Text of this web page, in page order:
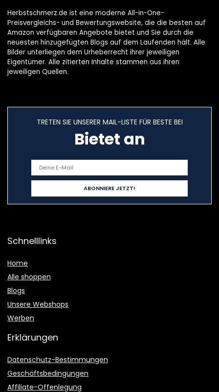
Herbstschmerz.de ist eine moderne All-in-One-
Preisvergleichs- und Bewertungswebsite, die die besten auf
Amazon verfügbaren Angebote bietet und Sie durch die
neuesten hinzugefügten Blogs auf dem Laufenden hält. Alle
Bilder unterliegen dem Urheberrecht ihrer jeweiligen
Eigentümer. Alle zitierten Inhalte stammen aus ihren
jeweiligen Quellen.
TRETEN SIE UNSERER MAIL-LISTE FÜR BESTE BEI
Bietet an
Schnelllinks
Home
Alle shoppen
Blogs
Unsere Webshops
Werben
Erklärungen
Datenschutz-Bestimmungen
Geschäftsbedingungen
Affiliate-Offenlegung